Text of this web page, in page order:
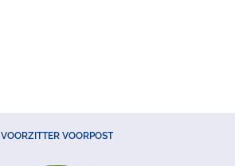
VOORZITTER VOORPOST